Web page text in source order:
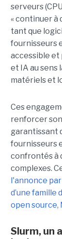
serveurs
« continuer à
tant que
fournisseurs
accessible et
et IA au sens
matériels et
Ces
renforcer
garantissant
fournisseurs
confrontés à
complexes.
l'annonce
d’une
open source,
Slurm, un